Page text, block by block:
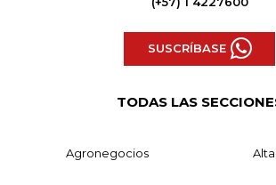
SUSCRÍBASE
TODAS LAS
Agronegocios